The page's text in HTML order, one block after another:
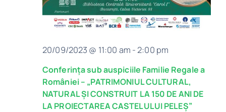
Conferința sub auspiciile Familie Regale a
României – „PATRIMONIUL CULTURAL,
NATURAL ȘI CONSTRUIT LA 150 DE ANI DE
LA PROIECTAREA CASTELULUI PELEȘ”
20/09/2023 @ 11:00 am - 2:00 pm